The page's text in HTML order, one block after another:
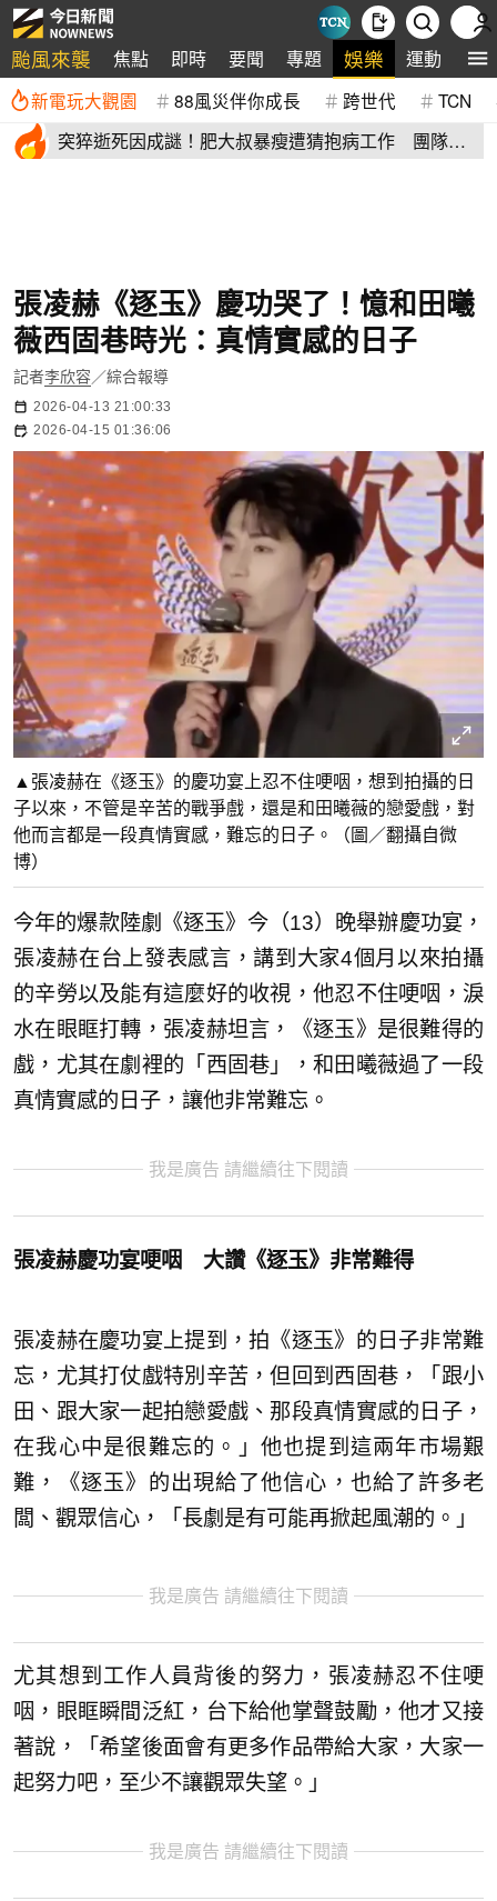
颱風來襲 焦點 即時 要聞 專題 娛樂 運動 全
新電玩大觀園 88風災伴你成長 跨世代 TCN
突猝逝死因成謎！肥大叔暴瘦遭猜抱病工作 團隊宣
張凌赫《逐玉》慶功哭了！憶和田曦
薇西固巷時光：真情實感的日子
記者李欣容／綜合報導
2026-04-13 21:00:33
2026-04-15 01:36:06
▲張凌赫在《逐玉》的慶功宴上忍不住哽咽，想到拍攝的日
子以來，不管是辛苦的戰爭戲，還是和田曦薇的戀愛戲，對
他而言都是一段真情實感，難忘的日子。（圖／翻攝自微
博）
今年的爆款陸劇《逐玉》今（13）晚舉辦慶功宴，
張凌赫在台上發表感言，講到大家4個月以來拍攝
的辛勞以及能有這麼好的收視，他忍不住哽咽，淚
水在眼眶打轉，張凌赫坦言，《逐玉》是很難得的
戲，尤其在劇裡的「西固巷」，和田曦薇過了一段
真情實感的日子，讓他非常難忘。
我是廣告 請繼續往下閱讀
張凌赫慶功宴哽咽 大讚《逐玉》非常難得
張凌赫在慶功宴上提到，拍《逐玉》的日子非常難
忘，尤其打仗戲特別辛苦，但回到西固巷，「跟小
田、跟大家一起拍戀愛戲、那段真情實感的日子，
在我心中是很難忘的。」他也提到這兩年市場艱
難，《逐玉》的出現給了他信心，也給了許多老
闆、觀眾信心，「長劇是有可能再掀起風潮的。」
我是廣告 請繼續往下閱讀
尤其想到工作人員背後的努力，張凌赫忍不住哽
咽，眼眶瞬間泛紅，台下給他掌聲鼓勵，他才又接
著說，「希望後面會有更多作品帶給大家，大家一
起努力吧，至少不讓觀眾失望。」
我是廣告 請繼續往下閱讀